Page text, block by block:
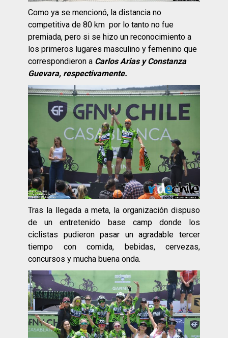
Como ya se mencionó, la distancia no
competitiva de 80 km por lo tanto no fue
premiada, pero si se hizo un reconocimiento a
los primeros lugares masculino y femenino que
correspondieron a Carlos Arias y Constanza
Guevara, respectivamente.
Tras la llegada a meta, la organización dispuso
de un entretenido base camp donde los
ciclistas pudieron pasar un agradable tercer
tiempo con comida, bebidas, cervezas,
concursos y mucha buena onda.